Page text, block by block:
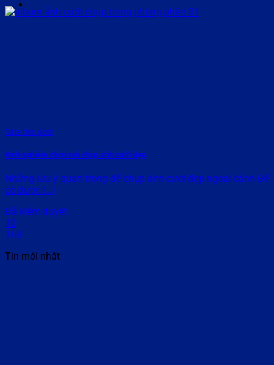
Rate this post
Kinh nghiệm chọn nơi chụp ảnh cưới đẹp
Những lưu ý quan trọng để chụp ảnh cưới đẹp ngoại cảnh Để
có được [...]
Đã kiểm duyệt
10
Th3
Tin mới nhất